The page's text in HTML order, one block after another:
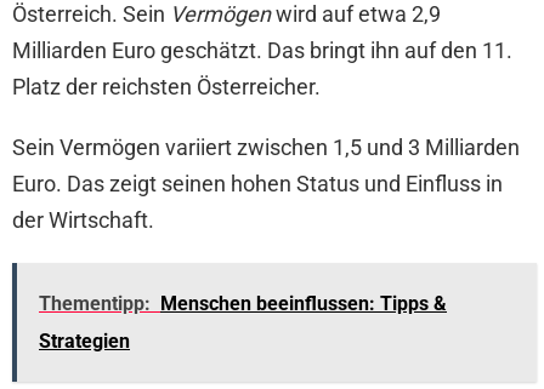
Österreich. Sein Vermögenwird auf etwa 2,9
Milliarden Euro geschätzt. Das bringt ihn auf den 11.
Platz der reichsten Österreicher.
Sein Vermögen variiert zwischen 1,5 und 3 Milliarden
Euro. Das zeigt seinen hohen Status und Einfluss in
der Wirtschaft.
Thementipp:
Menschen beeinflussen: Tipps &
Strategien